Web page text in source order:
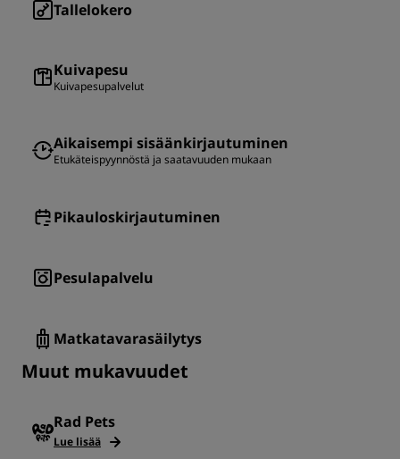
Tallelokero
Kuivapesu
Kuivapesupalvelut
Aikaisempi sisäänkirjautuminen
Etukäteispyynnöstä ja saatavuuden mukaan
Pikauloskirjautuminen
Pesulapalvelu
Matkatavarasäilytys
Muut mukavuudet
Rad Pets
Lue lisää